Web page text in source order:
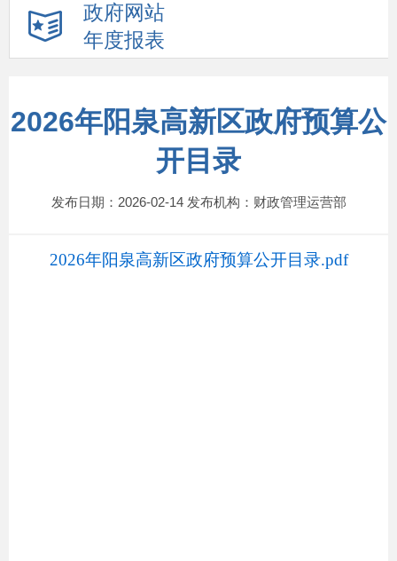
政府网站
年度报表
2026年阳泉高新区政府预算公
开目录
发布日期：2026-02-14 发布机构：财政管理运营部
2026年阳泉高新区政府预算公开目录.pdf